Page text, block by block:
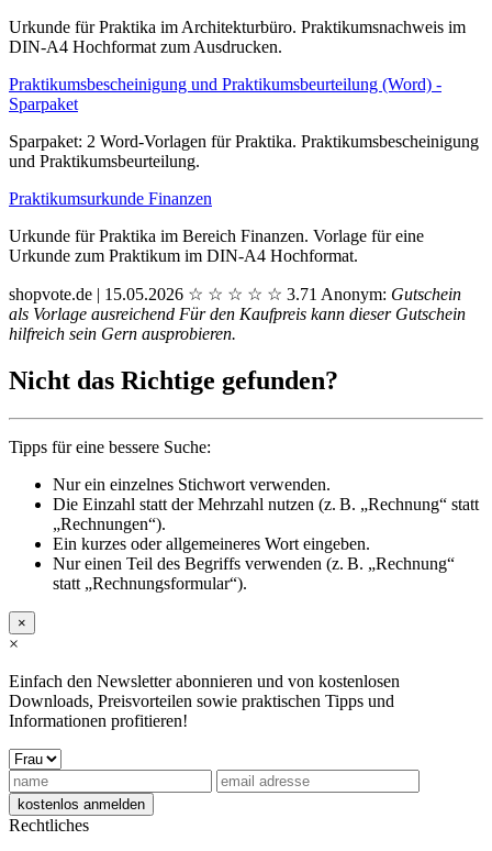
Urkunde für Praktika im Architekturbüro. Praktikumsnachweis im
DIN-A4 Hochformat zum Ausdrucken.
Praktikumsbescheinigung und Praktikumsbeurteilung (Word) -
Sparpaket
Sparpaket: 2 Word-Vorlagen für Praktika. Praktikumsbescheinigung
und Praktikumsbeurteilung.
Praktikumsurkunde Finanzen
Urkunde für Praktika im Bereich Finanzen. Vorlage für eine
Urkunde zum Praktikum im DIN-A4 Hochformat.
shopvote.de | 15.05.2026 ☆ ☆ ☆ ☆ ☆ 3.71 Anonym: Gutschein
als Vorlage ausreichend Für den Kaufpreis kann dieser Gutschein
hilfreich sein Gern ausprobieren.
Nicht das Richtige gefunden?
Tipps für eine bessere Suche:
Nur ein einzelnes Stichwort verwenden.
Die Einzahl statt der Mehrzahl nutzen (z. B. „Rechnung“ statt
„Rechnungen“).
Ein kurzes oder allgemeineres Wort eingeben.
Nur einen Teil des Begriffs verwenden (z. B. „Rechnung“
statt „Rechnungsformular“).
×
×
Einfach den Newsletter abonnieren und von kostenlosen
Downloads, Preisvorteilen sowie praktischen Tipps und
Informationen profitieren!
Rechtliches